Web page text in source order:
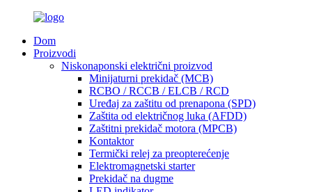
Dom
Proizvodi
Niskonaponski električni proizvod
Minijaturni prekidač (MCB)
RCBO / RCCB / ELCB / RCD
Uređaj za zaštitu od prenapona (SPD)
Zaštita od električnog luka (AFDD)
Zaštitni prekidač motora (MPCB)
Kontaktor
Termički relej za preopterećenje
Elektromagnetski starter
Prekidač na dugme